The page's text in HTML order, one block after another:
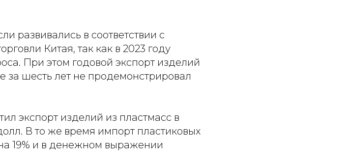
развивались в соответствии с
Китая, так как в 2023 году
При этом годовой экспорт изделий
за шесть лет не продемонстрировал
экспорт изделий из пластмасс в
В то же время импорт пластиковых
19% и в денежном выражении